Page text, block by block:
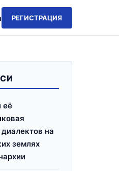
РЕГИСТРАЦИЯ
её
на
землях